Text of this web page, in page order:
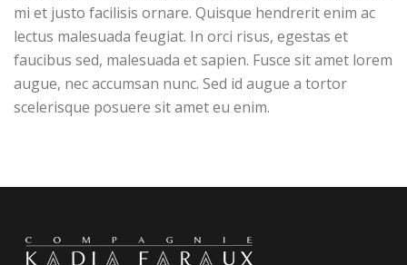
mi et justo facilisis ornare. Quisque hendrerit enim ac
lectus malesuada feugiat. In orci risus, egestas et
faucibus sed, malesuada et sapien. Fusce sit amet lorem
augue, nec accumsan nunc. Sed id augue a tortor
scelerisque posuere sit amet eu enim.